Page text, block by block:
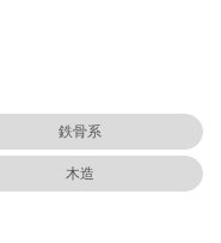
鉄骨系
木造